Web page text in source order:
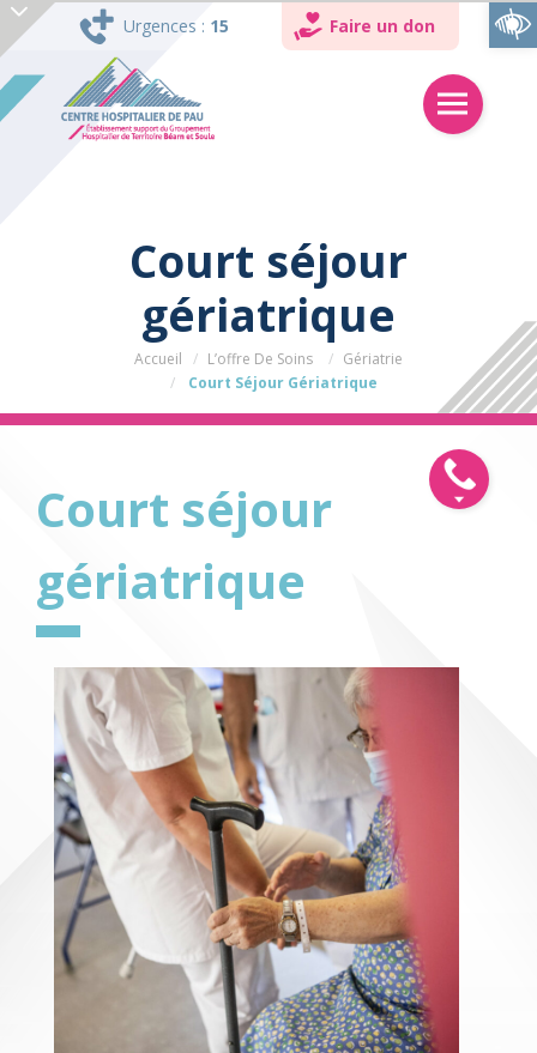
Urgences : 15 Faire un don
Court séjour
gériatrique
Accueil L’offre De Soins
Gériatrie
Court Séjour Gériatrique
Court séjour
gériatrique